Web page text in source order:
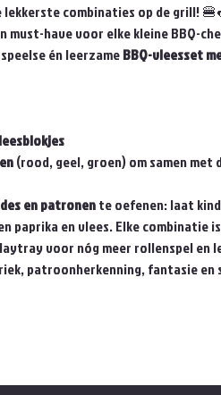
lekkerste combinaties op de grill!
must-have voor elke kleine BBQ-
én leerzameBBQ-vleesset
(rood, geel, groen) om samen met
en patronente oefenen: laat
paprika en vlees. Elke combinatie
voor nóg meer rollenspel en
patroonherkenning, fantasie en